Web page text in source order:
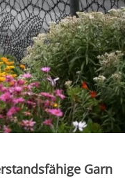
Garn